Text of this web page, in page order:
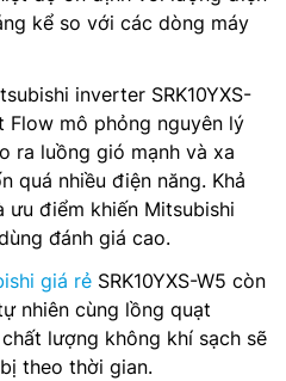
kể so với các dòng máy
inverter SRK10YXS-
Flow mô phỏng nguyên lý
ra luồng gió mạnh và xa
quá nhiều điện năng. Khả
ưu điểm khiến Mitsubishi
đánh giá cao.
giá rẻ SRK10YXS-W5 còn
nhiên cùng lồng quạt
lượng không khí sạch sẽ
theo thời gian.